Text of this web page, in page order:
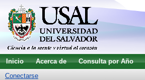
Inicio Acerca de Consulta por Año
Conectarse